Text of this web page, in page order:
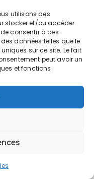
utilisons des
stocker et/ou accéder
consentir à ces
données telles que le
sur ce site. Le fait
peut avoir un
et fonctions.